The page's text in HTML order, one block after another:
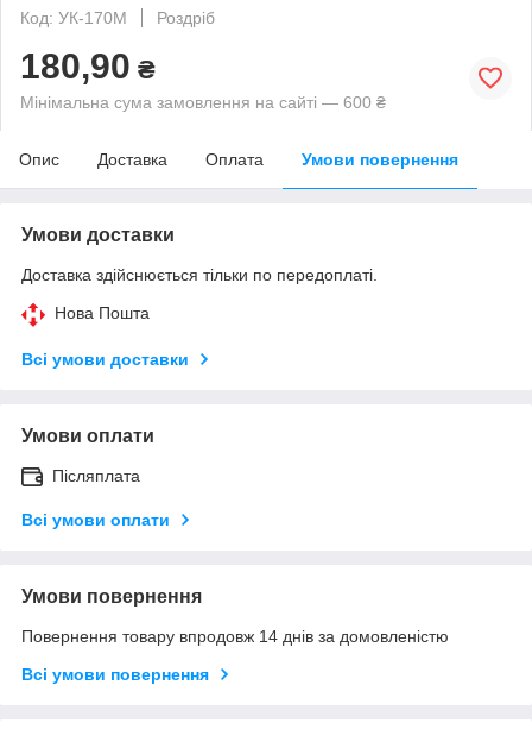
Код: УК-170М
Роздріб
180,90 ₴
Мінімальна сума замовлення на сайті — 600 ₴
Опис Доставка Оплата Умови повернення
Умови доставки
Доставка здійснюється тільки по передоплаті.
Нова Пошта
Всі умови доставки
Умови оплати
Післяплата
Всі умови оплати
Умови повернення
Повернення товару впродовж 14 днів за домовленістю
Всі умови повернення